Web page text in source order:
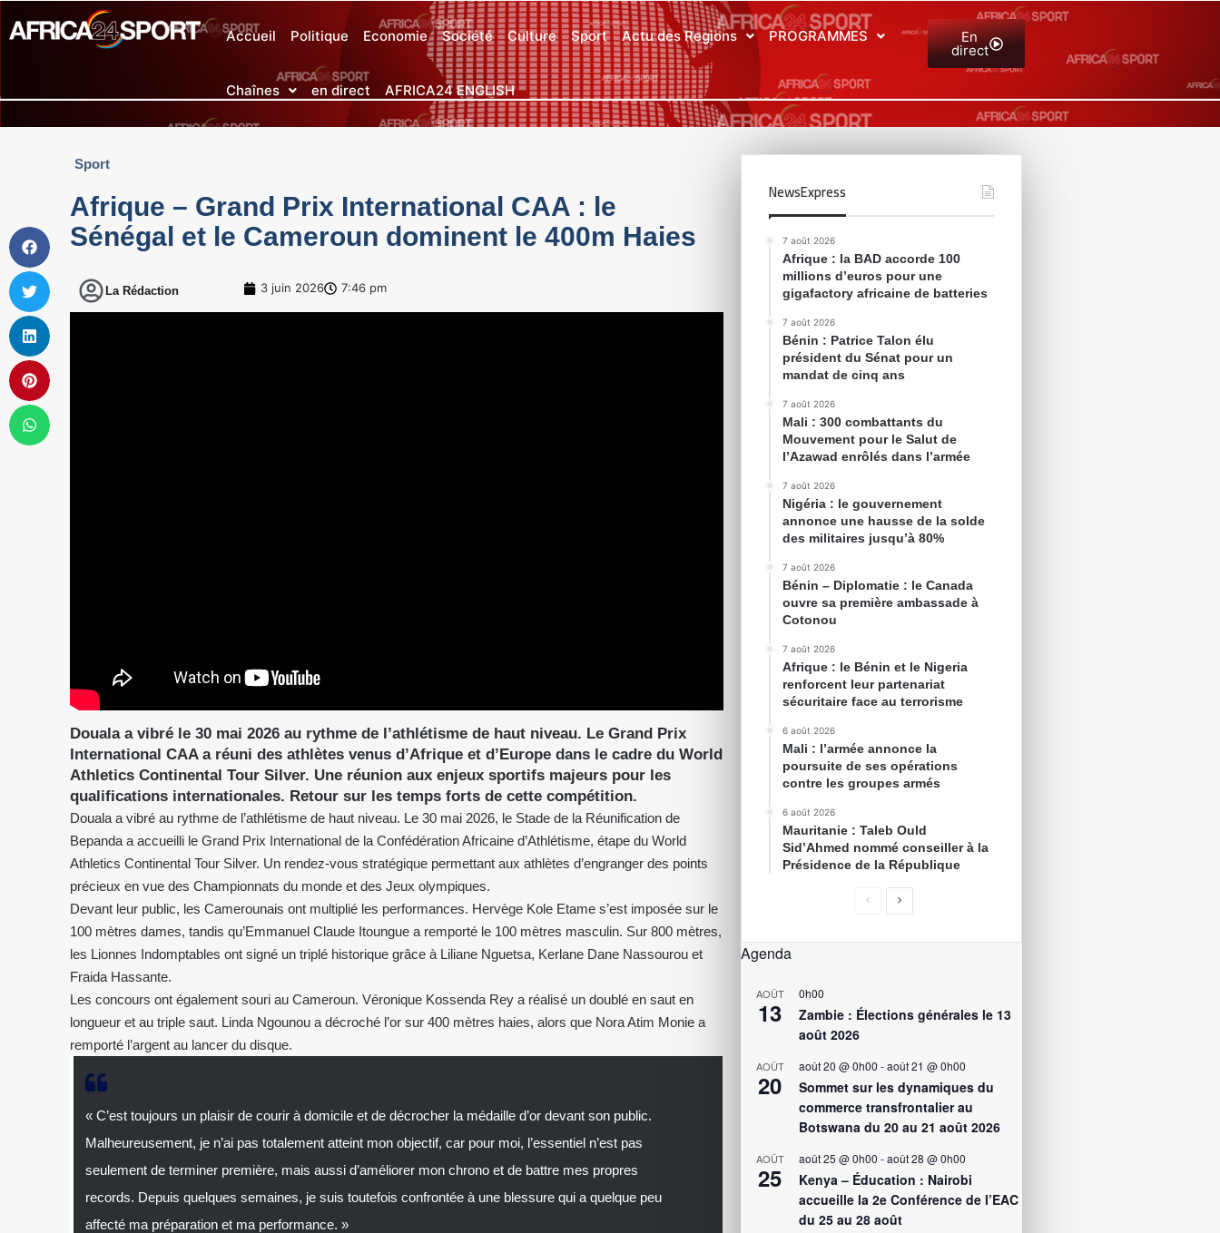
Accueil Politique Economie Société Culture Sport Actu des Regions PROGRAMMES
Chaînes en direct AFRICA24 ENGLISH
En
direct
Sport
Afrique – Grand Prix International CAA : le
Sénégal et le Cameroun dominent le 400m Haies
La Rédaction 3 juin 2026 7:46 pm
Douala a vibré le 30 mai 2026 au rythme de l’athlétisme de haut niveau. Le Grand Prix
International CAA a réuni des athlètes venus d’Afrique et d’Europe dans le cadre du World
Athletics Continental Tour Silver. Une réunion aux enjeux sportifs majeurs pour les
qualifications internationales. Retour sur les temps forts de cette compétition.
Douala a vibré au rythme de l’athlétisme de haut niveau. Le 30 mai 2026, le Stade de la Réunification de
Bepanda a accueilli le Grand Prix International de la Confédération Africaine d’Athlétisme, étape du World
Athletics Continental Tour Silver. Un rendez-vous stratégique permettant aux athlètes d’engranger des points
précieux en vue des Championnats du monde et des Jeux olympiques.
Devant leur public, les Camerounais ont multiplié les performances. Hervège Kole Etame s’est imposée sur le
100 mètres dames, tandis qu’Emmanuel Claude Itoungue a remporté le 100 mètres masculin. Sur 800 mètres,
les Lionnes Indomptables ont signé un triplé historique grâce à Liliane Nguetsa, Kerlane Dane Nassourou et
Fraida Hassante.
Les concours ont également souri au Cameroun. Véronique Kossenda Rey a réalisé un doublé en saut en
longueur et au triple saut. Linda Ngounou a décroché l’or sur 400 mètres haies, alors que Nora Atim Monie a
remporté l’argent au lancer du disque.
« C’est toujours un plaisir de courir à domicile et de décrocher la médaille d’or devant son public.
Malheureusement, je n’ai pas totalement atteint mon objectif, car pour moi, l’essentiel n’est pas
seulement de terminer première, mais aussi d’améliorer mon chrono et de battre mes propres
records. Depuis quelques semaines, je suis toutefois confrontée à une blessure qui a quelque peu
affecté ma préparation et ma performance. »
NewsExpress
7 août 2026
Afrique : la BAD accorde 100
millions d’euros pour une
gigafactory africaine de batteries
7 août 2026
Bénin : Patrice Talon élu
président du Sénat pour un
mandat de cinq ans
7 août 2026
Mali : 300 combattants du
Mouvement pour le Salut de
l’Azawad enrôlés dans l’armée
7 août 2026
Nigéria : le gouvernement
annonce une hausse de la solde
des militaires jusqu’à 80%
7 août 2026
Bénin – Diplomatie : le Canada
ouvre sa première ambassade à
Cotonou
7 août 2026
Afrique : le Bénin et le Nigeria
renforcent leur partenariat
sécuritaire face au terrorisme
6 août 2026
Mali : l’armée annonce la
poursuite de ses opérations
contre les groupes armés
6 août 2026
Mauritanie : Taleb Ould
Sid’Ahmed nommé conseiller à la
Présidence de la République
Agenda
AOÛT
13
0h00
Zambie : Élections générales le 13
août 2026
AOÛT
20
août 20 @ 0h00 -août 21 @ 0h00
Sommet sur les dynamiques du
commerce transfrontalier au
Botswana du 20 au 21 août 2026
AOÛT
25
août 25 @ 0h00 -août 28 @ 0h00
Kenya – Éducation : Nairobi
accueille la 2e Conférence de l’EAC
du 25 au 28 août